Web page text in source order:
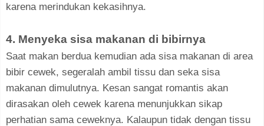
karena merindukan kekasihnya.
4. Menyeka sisa makanan di bibirnya
Saat makan berdua kemudian ada sisa makanan di area
bibir cewek, segeralah ambil tissu dan seka sisa
makanan dimulutnya. Kesan sangat romantis akan
dirasakan oleh cewek karena menunjukkan sikap
perhatian sama ceweknya. Kalaupun tidak dengan tissu